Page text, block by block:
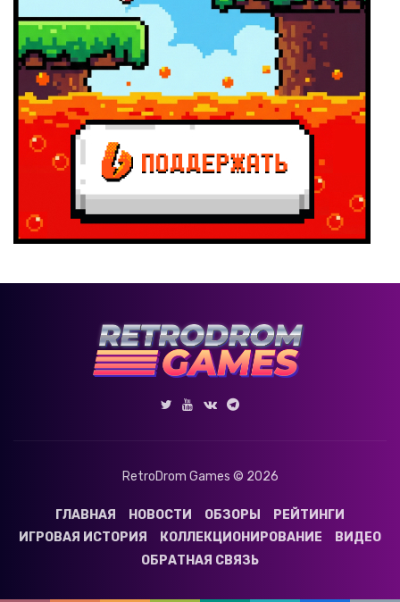
RetroDrom Games © 2026
ГЛАВНАЯ НОВОСТИ ОБЗОРЫ
РЕЙТИНГИ
ИГРОВАЯ ИСТОРИЯ
КОЛЛЕКЦИОНИРОВАНИЕ
ВИДЕО
ОБРАТНАЯ СВЯЗЬ